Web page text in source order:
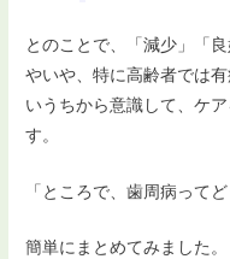
とのことで、「減少」「
やいや、特に高齢者では
いうちから意識して、ケ
す。
「ところで、歯周病って
簡単にまとめてみました。